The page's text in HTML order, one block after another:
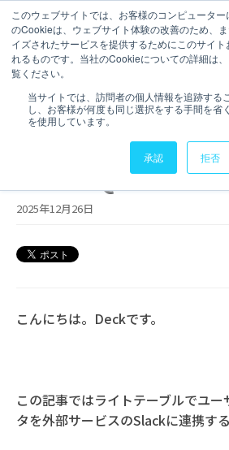
このウェブサイトでは、お客様のコンピュータ
のCookieは、ウェブサイト体験の改善のため、
イズされたサービスを提供するためにこのサイ
れるものです。当社のCookieについての詳細は
覧ください。
当サイトでは、訪問者の個人情報を追跡する
し、お客様が何度も同じ選択をする手間を省
を使用しています。
承認 拒否
3 分で読むことができます。
ライトテーブルを
集したデータの更
Slackに連携する【
Table+Qlik
2025年12月26日
こんにちは。Deckです。
この記事ではライトテーブルでユ
タを外部サービスのSlackに連携す